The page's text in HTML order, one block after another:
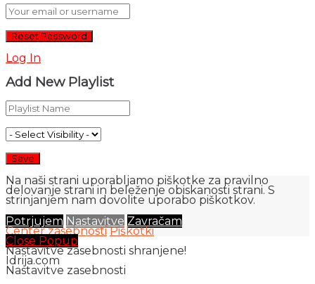
Log In
Add New Playlist
Na naši strani uporabljamo piškotke za pravilno
delovanje strani in beleženje obiskanosti strani. S
strinjanjem nam dovolite uporabo piškotkov.
Potrjujem Nastavitve Zavračam
Center zasebnosti Piškotki
Close Popup
Nastavitve zasebnosti shranjene!
Idrija.com
Nastavitve zasebnosti